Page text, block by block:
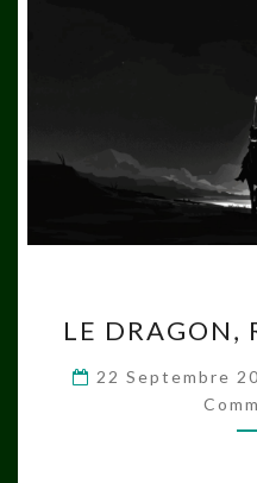
LE DRAGON,
22 Septembre